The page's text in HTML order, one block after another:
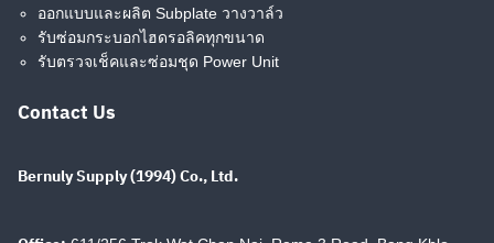
ไทย
Search
ออกแบบและผลิต Subplate วางวาล์ว
รับซ่อมกระบอกไฮดรอลิคทุกขนาด
รับตรวจเช็คและซ่อมชุด Power Unit
Contact Us
Bernuly Supply (1994) Co., Ltd.